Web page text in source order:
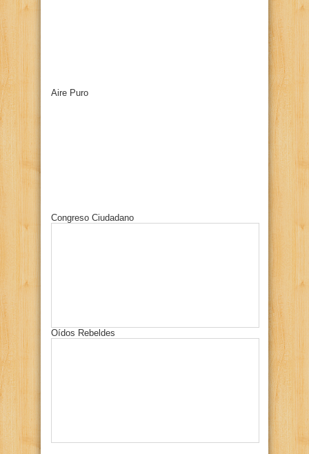
Aire Puro
Congreso Ciudadano
Oídos Rebeldes